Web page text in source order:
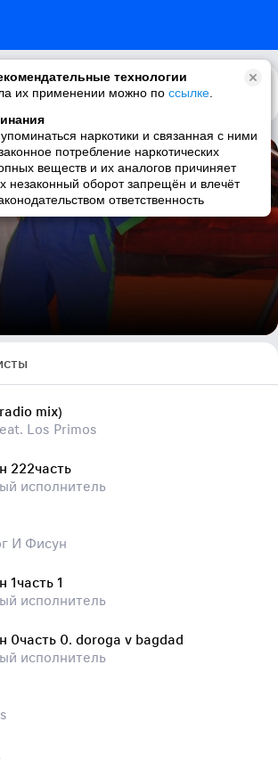
технологии
их применении можно по ссылке
наркотики и связанная с ними
потребление наркотических
веществ и их аналогов причиняет
незаконный оборот запрещён и влечёт
ответственность
аторакалян
mix)
Los Primos
222часть
исполнитель
И Фисун
1часть 1
исполнитель
0часть 0. doroga v bagdad
исполнитель